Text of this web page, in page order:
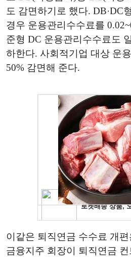
도 감면하기로 했다. DB·DC
경우 운용관리수수료를
준형 DC 운용관리수수료도
하한다. 사회적기업 대상 운
50% 감면해 준다.
이같은 퇴직연금 수수료 개편
금융지주 회장이 퇴직연금